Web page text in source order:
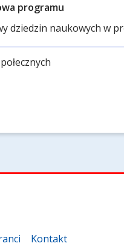
programu
dziedzin naukowych w
Kontakt